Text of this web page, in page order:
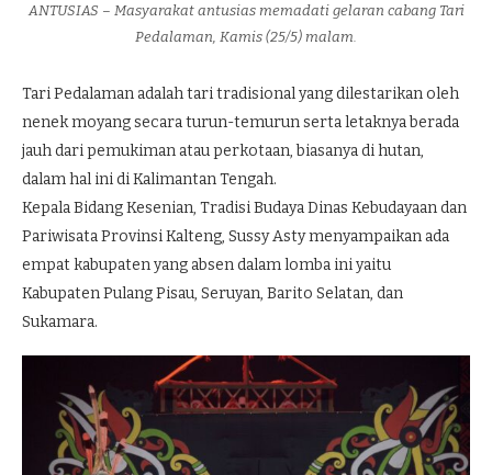
ANTUSIAS – Masyarakat antusias memadati gelaran cabang Tari
Pedalaman, Kamis (25/5) malam.
Tari Pedalaman adalah tari tradisional yang dilestarikan oleh
nenek moyang secara turun-temurun serta letaknya berada
jauh dari pemukiman atau perkotaan, biasanya di hutan,
dalam hal ini di Kalimantan Tengah.
Kepala Bidang Kesenian, Tradisi Budaya Dinas Kebudayaan dan
Pariwisata Provinsi Kalteng, Sussy Asty menyampaikan ada
empat kabupaten yang absen dalam lomba ini yaitu
Kabupaten Pulang Pisau, Seruyan, Barito Selatan, dan
Sukamara.